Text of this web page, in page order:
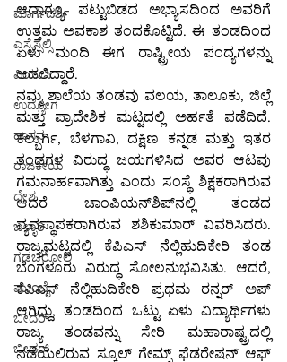
ಮಾರ್ಗದರ್ಶಿ
ಎಸ್ಸೆಸ್ಸೆಲ್ಸಿ
ಪಿಯುಸಿ
ಉದ್ಯೋಗ
ಹಾಸನ
ರಾಜಕೀಯ
ದೇಶ
ಬಳ್ಳಾರಿ
ಗಡಚಿರೋಲಿ
ಮುಂಬೈ
ಬೀದರ್
ಬೀದರ್
ಆದಾಗ್ಯೂ, ಪಟ್ಟುಬಿಡದ ಅಭ್ಯಾಸದಿಂದ ಅವರಿಗೆ
ಉತ್ತಮ ಅವಕಾಶ ತಂದಕೊಟ್ಟಿದೆ. ಈ ತಂಡದಿಂದ
ಏಳು ಮಂದಿ ಈಗ ರಾಷ್ಟ್ರೀಯ ಪಂದ್ಯಗಳನ್ನು
ಆಡಲಿದ್ದಾರೆ.
ನಮ್ಮ ಶಾಲೆಯ ತಂಡವು ವಲಯ, ತಾಲೂಕು, ಜಿಲ್ಲೆ
ಮತ್ತು ಪ್ರಾದೇಶಿಕ ಮಟ್ಟದಲ್ಲಿ ಅರ್ಹತೆ ಪಡೆದಿದೆ.
ಕಲ್ಬುರ್ಗಿ, ಬೆಳಗಾವಿ, ದಕ್ಷಿಣ ಕನ್ನಡ ಮತ್ತು ಇತರ
ತಂಡಗಳ ವಿರುದ್ಧ ಜಯಗಳಿಸಿದ ಅವರ ಆಟವು
ಗಮನಾರ್ಹವಾಗಿತ್ತು ಎಂದು ಸಂಸ್ಥೆ ಶಿಕ್ಷಕರಾಗಿರುವ
ಆದರೆ ಚಾಂಪಿಯನ್‌ಶಿಪ್‌ನಲ್ಲಿ ತಂಡದ
ವ್ಯವಸ್ಥಾಪಕರಾಗಿರುವ ಶಶಿಕುಮಾರ್ ವಿವರಿಸಿದರು.
ರಾಜ್ಯಮಟ್ಟದಲ್ಲಿ ಕೆಪಿಎಸ್ ನೆಲ್ಲಿಹುದಿಕೇರಿ ತಂಡ
ಬೆಂಗಳೂರು ವಿರುದ್ಧ ಸೋಲನುಭವಿಸಿತು. ಆದರೆ,
ಕೆಪಿಎಸ್ ನೆಲ್ಲಿಹುದಿಕೇರಿ ಪ್ರಥಮ ರನ್ನರ್ ಅಪ್
ಆಗಿದ್ದು, ತಂಡದಿಂದ ಒಟ್ಟು ಏಳು ವಿದ್ಯಾರ್ಥಿಗಳು
ರಾಜ್ಯ ತಂಡವನ್ನು ಸೇರಿ ಮಹಾರಾಷ್ಟ್ರದಲ್ಲಿ
ನಡೆಯಲಿರುವ ಸ್ಕೂಲ್ ಗೇಮ್ಸ್ ಫೆಡರೇಷನ್ ಆಫ್